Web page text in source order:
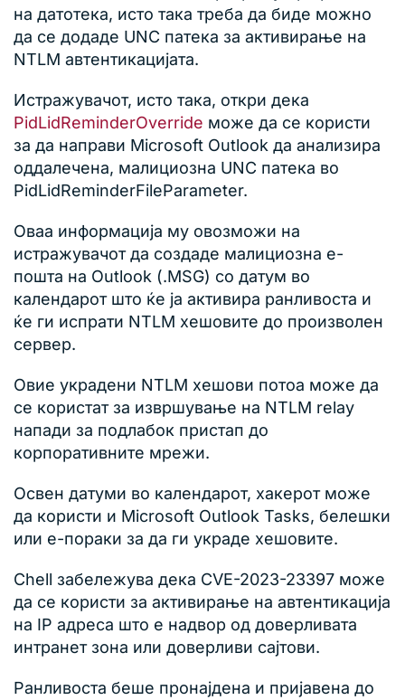
на датотека, исто така треба да биде можно
да се додаде UNC патека за активирање на
NTLM автентикацијата.
Истражувачот, исто така, откри дека
PidLidReminderOverride може да се користи
за да направи Microsoft Outlook да анализира
оддалечена, малициозна UNC патека во
PidLidReminderFileParameter.
Оваа информација му овозможи на
истражувачот да создаде малициозна е-
пошта на Outlook (.MSG) со датум во
календарот што ќе ја активира ранливоста и
ќе ги испрати NTLM хешовите до произволен
сервер.
Овие украдени NTLM хешови потоа може да
се користат за извршување на NTLM relay
напади за подлабок пристап до
корпоративните мрежи.
Освен датуми во календарот, хакерот може
да користи и Microsoft Outlook Tasks, белешки
или е-пораки за да ги украде хешовите.
Chell забележува дека CVE-2023-23397 може
да се користи за активирање на автентикација
на IP адреса што е надвор од доверливата
интранет зона или доверливи сајтови.
Ранливоста беше пронајдена и пријавена до